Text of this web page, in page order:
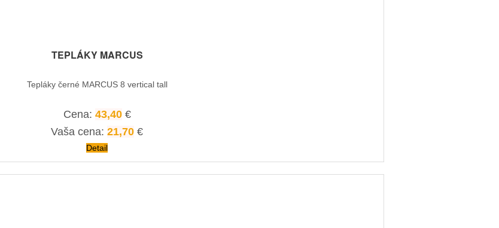
TEPLÁKY MARCUS
Tepláky černé MARCUS 8 vertical tall
Cena: 43,40€
Vaša cena: 21,70 €
Detail